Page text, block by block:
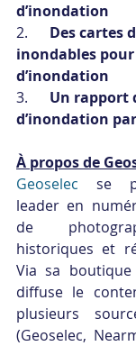
d’inondation
2. Des cartes
inondables
d’inondation
3. Un rapport
d’inondation
À propos de
Geoselec se
leader en
de
historiques et
Via sa boutique
diffuse le
plusieurs
(Geoselec,